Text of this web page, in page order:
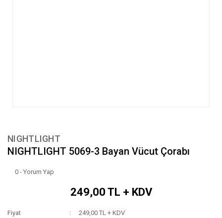
NIGHTLIGHT
NIGHTLIGHT 5069-3 Bayan Vücut Çorabı
0 - Yorum Yap
249,00 TL + KDV
Fiyat
249,00 TL + KDV